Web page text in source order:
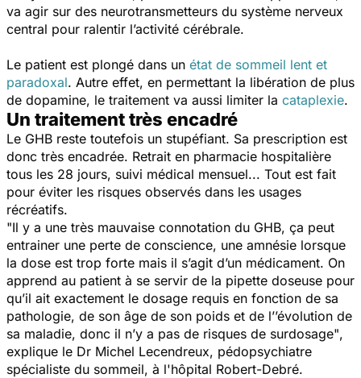
va agir sur des neurotransmetteurs du système nerveux
central pour ralentir l’activité cérébrale.
Le patient est plongé dans un état de sommeil lent et
paradoxal. Autre effet, en permettant la libération de plus
de dopamine, le traitement va aussi limiter la cataplexie.
Un traitement très encadré
Le GHB reste toutefois un stupéfiant. Sa prescription est
donc très encadrée. Retrait en pharmacie hospitalière
tous les 28 jours, suivi médical mensuel... Tout est fait
pour éviter les risques observés dans les usages
récréatifs.
"Il y a une très mauvaise connotation du GHB, ça peut
entrainer une perte de conscience, une amnésie lorsque
la dose est trop forte mais il s’agit d’un médicament. On
apprend au patient à se servir de la pipette doseuse pour
qu’il ait exactement le dosage requis en fonction de sa
pathologie, de son âge de son poids et de l’’évolution de
sa maladie, donc il n’y a pas de risques de surdosage",
explique le Dr Michel Lecendreux, pédopsychiatre
spécialiste du sommeil, à l'hôpital Robert-Debré.